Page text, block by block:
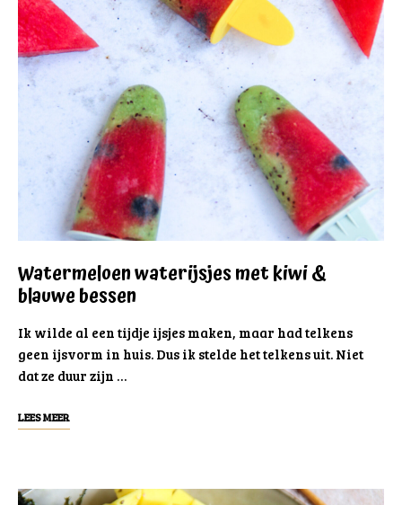
Watermeloen waterijsjes met kiwi &
blauwe bessen
Ik wilde al een tijdje ijsjes maken, maar had telkens
geen ijsvorm in huis. Dus ik stelde het telkens uit. Niet
dat ze duur zijn …
LEES MEER